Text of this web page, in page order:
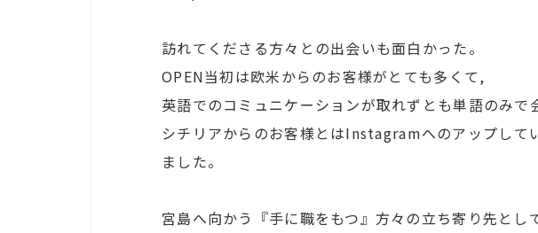
訪れてくださる方々との出会いも面白かった。
OPEN当初は欧米からのお客様がとても多くて,
英語でのコミュニケーションが取れずとも単語のみで
シチリアからのお客様とはInstagramへのアップして
ました。
宮島へ向かう『手に職をもつ』方々の立ち寄り先とし